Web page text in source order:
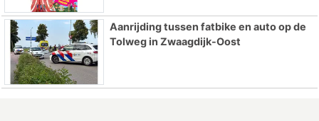
Aanrijding tussen fatbike en auto op de
Tolweg in Zwaagdijk-Oost